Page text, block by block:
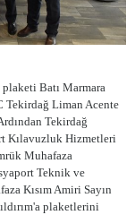
Batı Marmara
Liman Acente
Tekirdağ
Kılavuzluk Hizmetleri
Muhafaza
Teknik ve
Kısım Amiri Sayın
plaketlerini